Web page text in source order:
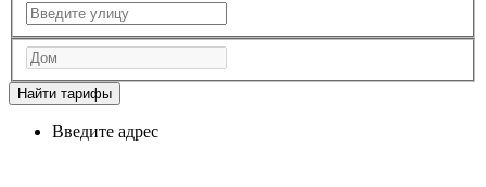
Найти тарифы
Введите адрес